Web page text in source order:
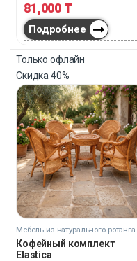
81,000 ₸
Подробнее
Только офлайн
Скидка40%
Мебель из натурального ротанга
Кофейный комплект
Elastica